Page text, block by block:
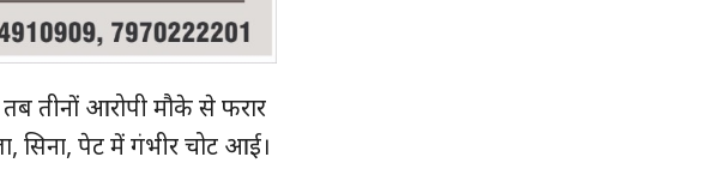
तब तीनों आरोपी मौके से फरार
सिना, पेट में गंभीर चोट आई।